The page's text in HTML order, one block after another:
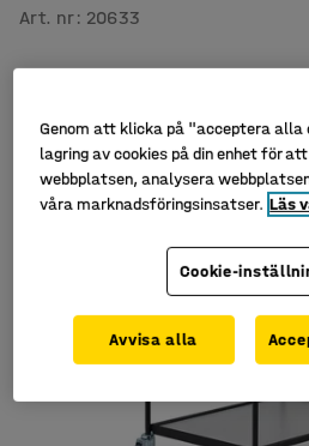
Art. nr: 20633
Genom att klicka på "acceptera
lagring av cookies på din enhet för
webbplatsen, analysera
våra marknadsföringsinsatser. Läs
Cookie-
Avvisa alla